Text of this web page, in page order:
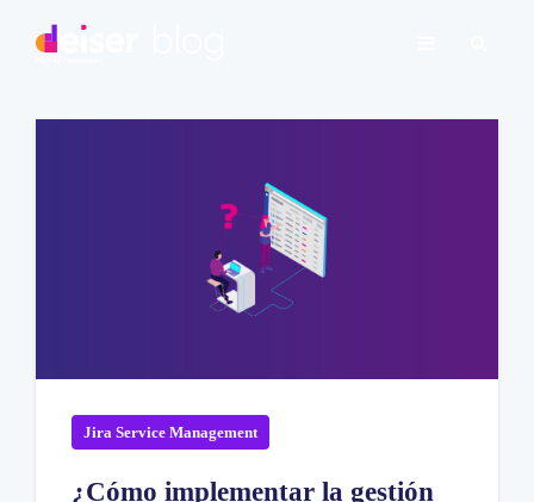
Jira Service Management
¿Cómo implementar la gestión